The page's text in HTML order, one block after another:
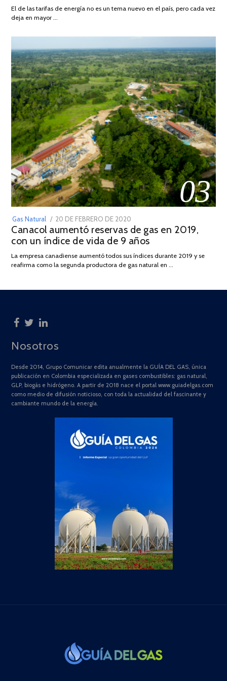
DE
El de las tarifas de energía no es un tema nuevo en el país, pero cada vez
deja en mayor …
03
Gas Natural
POSTED
ON
20 DE FEBRERO DE 2020
DE
JULIO
2025
Canacol aumentó reservas de gas en 2019,
con un índice de vida de 9 años
La empresa canadiense aumentó todos sus índices durante 2019 y se
reafirma como la segunda productora de gas natural en …
Nosotros
Desde 2014, Grupo Comunicar edita anualmente la GUÍA DEL GAS, única
publicación en Colombia especializada en gases combustibles: gas natural,
GLP, biogás e hidrógeno. A partir de 2018 nace el portal www.guiadelgas.com
como medio de difusión noticioso, con toda la actualidad del fascinante y
cambiante mundo de la energía.